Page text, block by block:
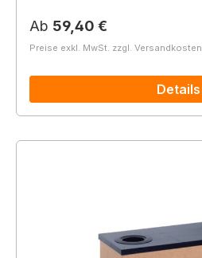
Regulärer Preis:
Ab 59,40 €
Preise exkl. MwSt. zzgl. Versandkosten
Details